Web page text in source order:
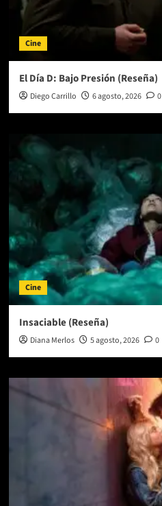
Cine
El Día D: Bajo Presión (Reseña)
Diego Carrillo 6 agosto, 2026 0
Cine
Insaciable (Reseña)
Diana Merlos 5 agosto, 2026 0